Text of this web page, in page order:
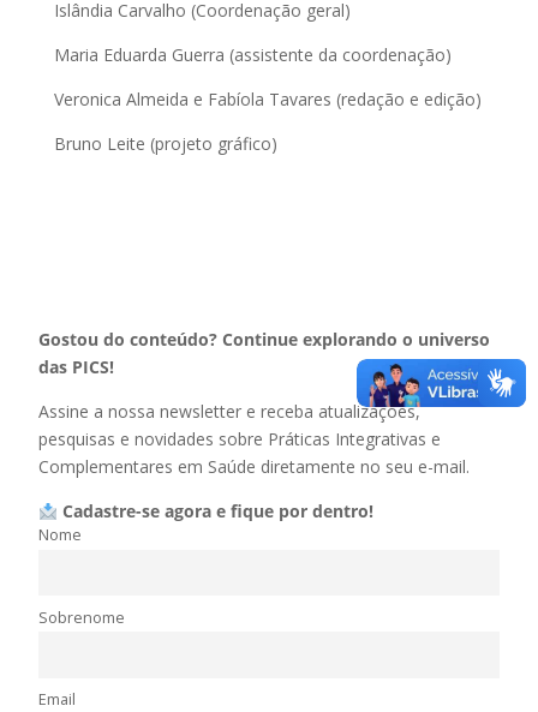
Islândia Carvalho (Coordenação geral)
Maria Eduarda Guerra (assistente da coordenação)
Veronica Almeida e Fabíola Tavares (redação e edição)
Bruno Leite (projeto gráfico)
Gostou do conteúdo? Continue explorando o universo
das PICS!
Assine a nossa newsletter e receba atualizações,
pesquisas e novidades sobre Práticas Integrativas e
Complementares em Saúde diretamente no seu e-mail.
Cadastre-se agora e fique por dentro!
Nome
Sobrenome
Email